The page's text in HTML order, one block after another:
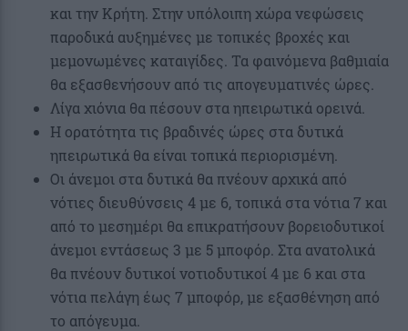
και την Κρήτη. Στην υπόλοιπη χώρα νεφώσεις
παροδικά αυξημένες με τοπικές βροχές και
μεμονωμένες καταιγίδες. Τα φαινόμενα βαθμιαία
θα εξασθενήσουν από τις απογευματινές ώρες.
Λίγα χιόνια θα πέσουν στα ηπειρωτικά ορεινά.
Η ορατότητα τις βραδινές ώρες στα δυτικά
ηπειρωτικά θα είναι τοπικά περιορισμένη.
Οι άνεμοι στα δυτικά θα πνέουν αρχικά από
νότιες διευθύνσεις 4 με 6, τοπικά στα νότια 7 και
από το μεσημέρι θα επικρατήσουν βορειοδυτικοί
άνεμοι εντάσεως 3 με 5 μποφόρ. Στα ανατολικά
θα πνέουν δυτικοί νοτιοδυτικοί 4 με 6 και στα
νότια πελάγη έως 7 μποφόρ, με εξασθένηση από
το απόγευμα.